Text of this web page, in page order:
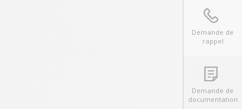
Demande de
rappel
Demande de
documentation